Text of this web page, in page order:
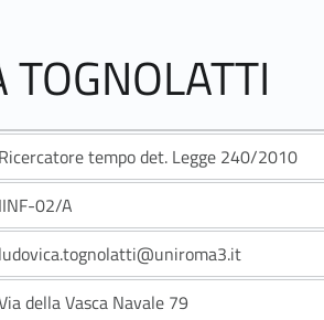
Ricercatore tempo det. Legge 240/2010
IINF-02/A
ludovica.tognolatti@uniroma3.it
della Vasca Navale 79